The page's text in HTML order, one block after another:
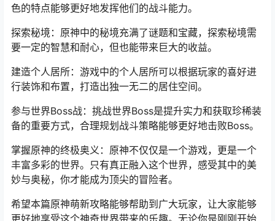
色的特点能够更好地发挥他们的战斗能力。
探索秘境：原神中的秘境充满了谜题和宝藏，探索秘境需
要一定的智慧和耐心，但也能带来巨大的收益。
建造个人居所：游戏中的个人居所可以根据玩家的喜好进
行装饰和布置，打造出独一无二的居住空间。
参与世界Boss战：挑战世界Boss是提升实力和获取珍稀装
备的重要方式，合理规划战斗策略能够更好地击败Boss。
掌握原神的终极奥义：原神不仅仅是一个游戏，更是一个
丰富多彩的世界。只有真正融入这个世界，感受其中的美
妙与奥秘，你才能成为顶尖的冒险者。
希望本篇原神萌新攻略能够帮助到广大玩家，让大家能够
更好地享受这个神奇世界带来的乐趣。无论你是刚刚开始